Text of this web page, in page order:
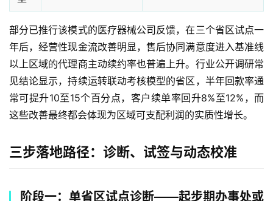
部分已推行该模式的医疗器械公司反馈，在三个省区试点一
年后，经营性现金流改善明显，售后协同满意度进入基准线
以上区域的代理商主动续约率也普遍上升。行业公开调研常
见结论显示，持续运转联动考核模型的省区，半年回款率通
常可提升10至15个百分点，客户续单率回升8%至12%，而
这些改善最终都会体现为区域可支配利润的实质性增长。
三步落地路径：诊断、试签与动态校准
阶段一：单省区试点诊断——起步期办事处或